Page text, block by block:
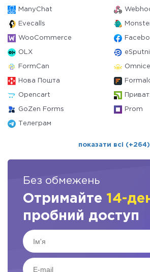
ManyChat
Evecalls
WooCommerce
OLX
FormCan
Нова Пошта
Opencart
GoZen Forms Prom
Телеграм
показати всі (+264)
Без обмежень
Отримайте 14-
пробний доступ